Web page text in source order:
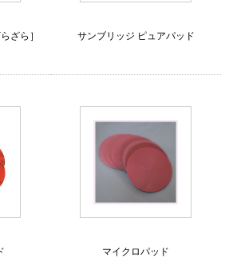
ざら］ サンブリッジ ピュアパッド
マイクロパッド